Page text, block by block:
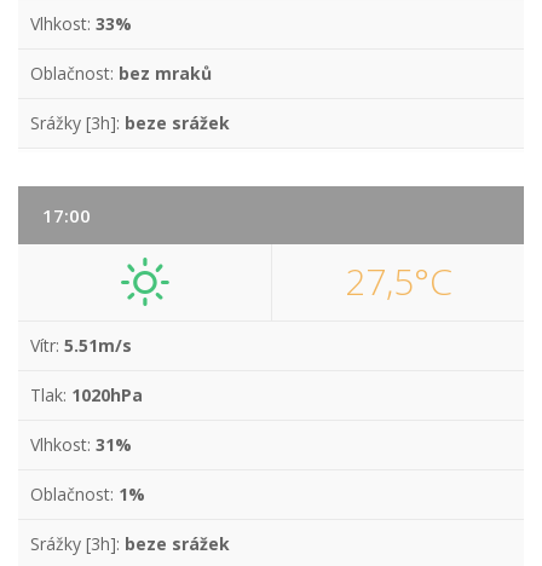
Vlhkost: 33%
Oblačnost: bez mraků
Srážky [3h]: beze srážek
17:00
27,5°C
Vítr: 5.51m/s
Tlak: 1020hPa
Vlhkost: 31%
Oblačnost: 1%
Srážky [3h]: beze srážek